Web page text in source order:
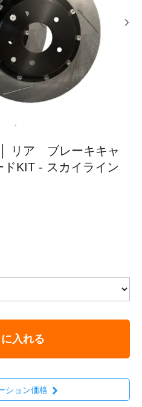
リア ブレーキキャ
KIT - スカイライン
入れる
ション価格